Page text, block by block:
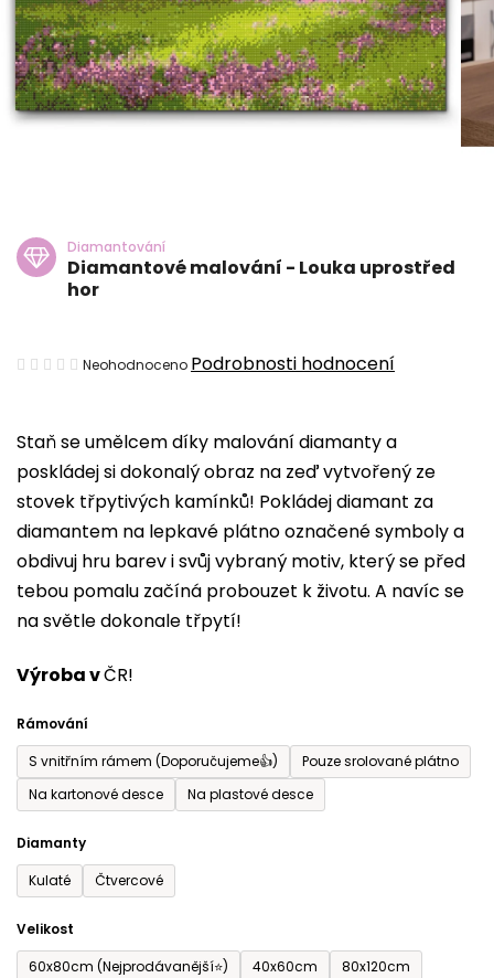
Staň se umělcem díky malování diamanty a
poskládej si dokonalý obraz na zeď vytvořený ze
stovek třpytivých kamínků! Pokládej diamant za
diamantem na lepkavé plátno označené symboly a
obdivuj hru barev i svůj vybraný motiv, který se před
tebou pomalu začíná probouzet k životu. A navíc se
na světle dokonale třpytí!
Výroba vČR!
Rámování
S vnitřním rámem (Doporučujeme👍)
Pouze srolované plátno
Na kartonové desce
Na plastové desce
Diamanty
Kulaté
Čtvercové
Velikost
60x80cm (Nejprodávanější⭐)
40x60cm 80x120cm
Diamantování
Diamantové malování - Louka uprostřed
hor
Průměrné
je
0,0
z
5
hvězdiček.
Neohodnoceno Podrobnosti hodnocení